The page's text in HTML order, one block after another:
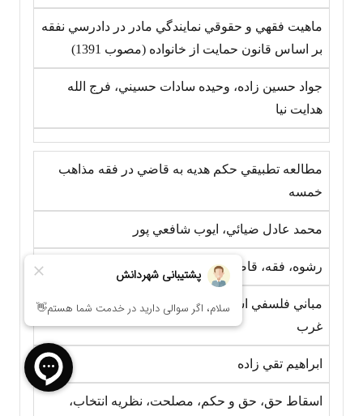
ماهيت فقهي و حقوقي نمايندگي مادر در دادرسي نفقه
بر اساس قانون حمايت از خانواده (مصوب ‎1391)
جواد حسين زاده، وحيده سادات حسيني، فرج الله
هدايت نيا
مطالعه تطبيقي حکم هديه به قاضي در فقه مذاهب
خمسه
محمد عادل ضيائي، ايوب شافعي پور
رشوه، فقه، قاضي، مذاهب، خمسه، هديه
مباني فلسفي اسقاط حق در فقه اسلامي و حقوق
غرب
ابراهيم تقي زاده
اسقاط حق، حق و حکم، مصلحت، نظريه انتخاب،